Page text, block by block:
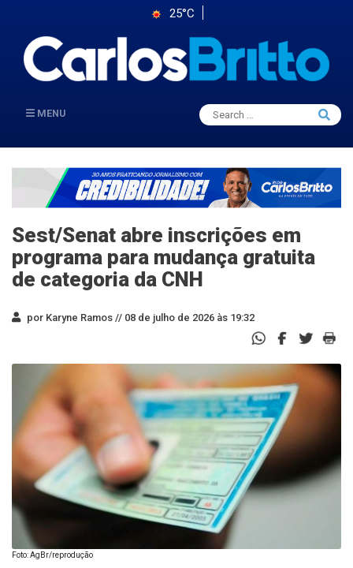
25°C
MENU
Search
for:
Search
Sest/Senat abre inscrições em
programa para mudança gratuita
de categoria da CNH
por Karyne Ramos // 08 de julho de 2026 às 19:32
Foto: AgBr/reprodução